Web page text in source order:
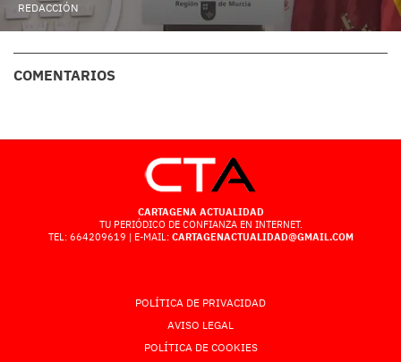
REDACCIÓN
COMENTARIOS
CARTAGENA ACTUALIDAD
TU PERIÓDICO DE CONFIANZA EN INTERNET.
TEL: 664209619 | E-MAIL: CARTAGENACTUALIDAD@GMAIL.COM
POLÍTICA DE PRIVACIDAD
AVISO LEGAL
POLÍTICA DE COOKIES